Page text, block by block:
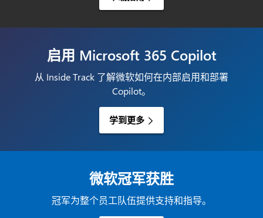
启用 Microsoft 365 Copilot
从 Inside Track 了解微软如何在内部启用和部署
Copilot。
学到更多
微软冠军获胜
冠军为整个员工队伍提供支持和指导。